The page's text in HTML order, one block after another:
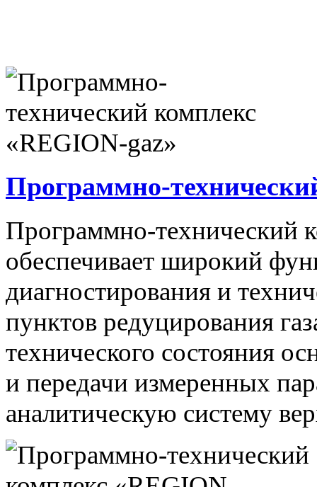
Программно-
Программно-технический
обеспечивает широкий
диагностирования и
пунктов редуцирования
технического состояния
и передачи измеренных
аналитическую систему